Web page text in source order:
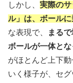
しかし、 実際の
ル」は、ボール
な表現で、
まる
ボールが一体と
がほとんど上下
いく様子が、セ